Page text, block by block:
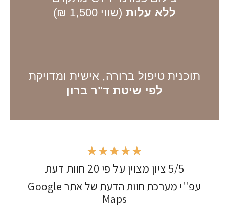
ללא עלות (שווי 1,500 ₪)
תוכנית טיפול ברורה, אישית ומדויקת
לפי שיטת ד"ר ברון
★
★
★
★
★
5/5 ציון מצוין על פי 20 חוות דעת
עפ''י מערכת חוות הדעת של אתר Google
Maps